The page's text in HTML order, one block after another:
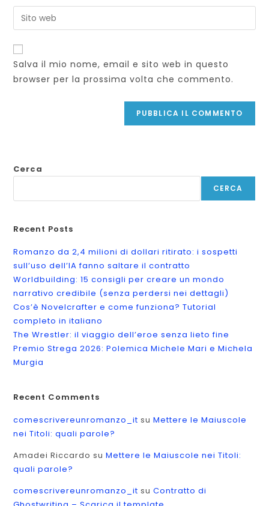
nome
utente
per
commentare
tuo
indirizzo
per
commentare
Inserisci
l'URL
del
sito
web
(facoltativo)
Salva il mio nome, email e sito web in questo
browser per la prossima volta che commento.
Cerca
CERCA
Recent Posts
Romanzo da 2,4 milioni di dollari ritirato: i sospetti
sull’uso dell’IA fanno saltare il contratto
Worldbuilding: 15 consigli per creare un mondo
narrativo credibile (senza perdersi nei dettagli)
Cos’è Novelcrafter e come funziona? Tutorial
completo in italiano
The Wrestler: il viaggio dell’eroe senza lieto fine
Premio Strega 2026: Polemica Michele Mari e Michela
Murgia
Recent Comments
comescrivereunromanzo_it suMettere le Maiuscole
nei Titoli: quali parole?
Amadei Riccardo suMettere le Maiuscole nei Titoli:
quali parole?
comescrivereunromanzo_it suContratto di